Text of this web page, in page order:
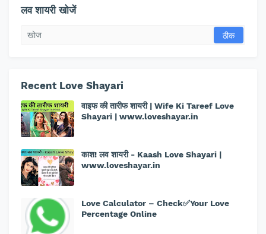
लव शायरी खोजें
Recent Love Shayari
वाइफ की तारीफ शायरी | Wife Ki Tareef Love
Shayari | www.loveshayar.in
काश! लव शायरी - Kaash Love Shayari |
www.loveshayar.in
Love Calculator – Check✅Your Love
Percentage Online